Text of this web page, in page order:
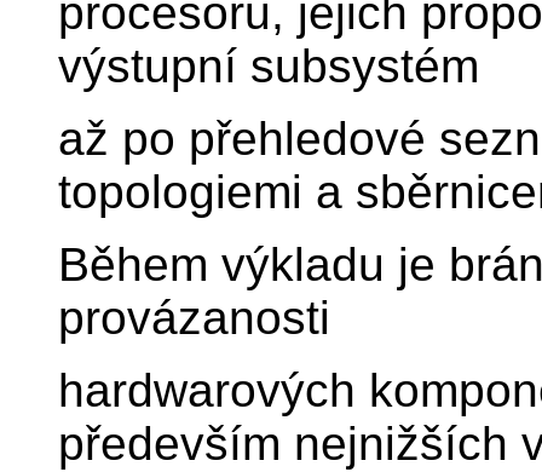
procesoru, jejich
výstupní subsystém
až po přehledové
topologiemi a
Během výkladu je
provázanosti
hardwarových
především nejnižších